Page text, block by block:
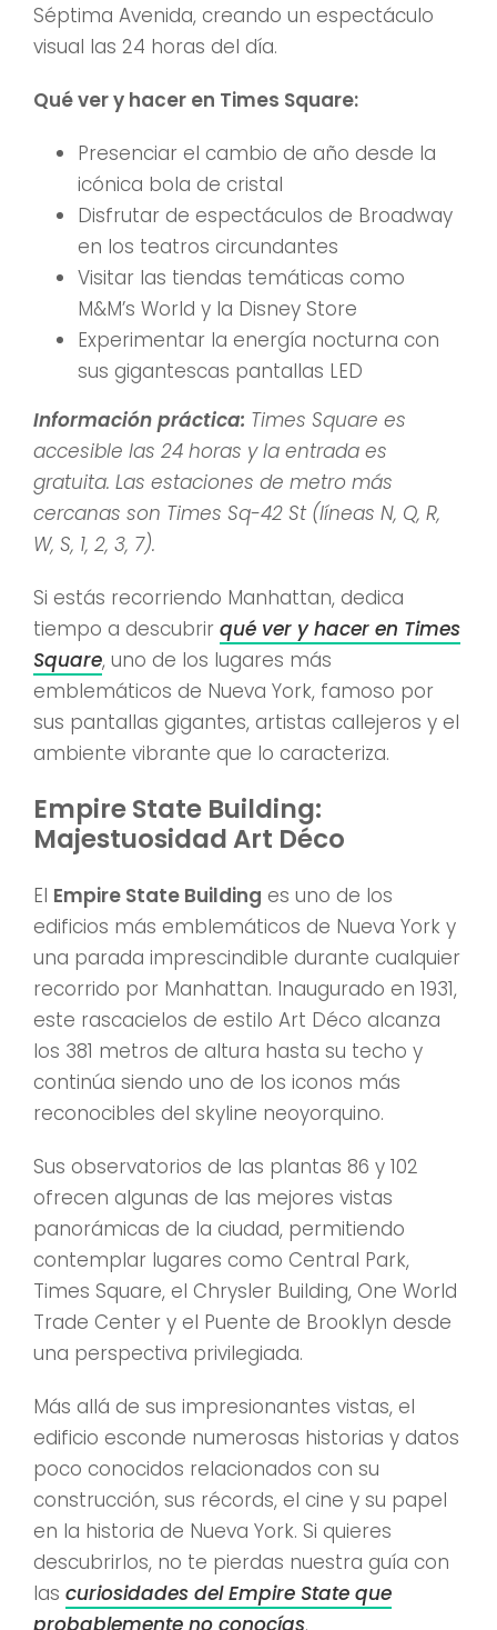
Séptima Avenida, creando un espectáculo
visual las 24 horas del día.
Qué ver y hacer en Times Square:
Presenciar el cambio de año desde la
icónica bola de cristal
Disfrutar de espectáculos de Broadway
en los teatros circundantes
Visitar las tiendas temáticas como
M&M’s World y la Disney Store
Experimentar la energía nocturna con
sus gigantescas pantallas LED
Información práctica: Times Square es
accesible las 24 horas y la entrada es
gratuita. Las estaciones de metro más
cercanas son Times Sq-42 St (líneas N, Q, R,
W, S, 1, 2, 3, 7).
Si estás recorriendo Manhattan, dedica
tiempo a descubrir qué ver y hacer en Times
Square, uno de los lugares más
emblemáticos de Nueva York, famoso por
sus pantallas gigantes, artistas callejeros y el
ambiente vibrante que lo caracteriza.
Empire State Building:
Majestuosidad Art Déco
El Empire State Building es uno de los
edificios más emblemáticos de Nueva York y
una parada imprescindible durante cualquier
recorrido por Manhattan. Inaugurado en 1931,
este rascacielos de estilo Art Déco alcanza
los 381 metros de altura hasta su techo y
continúa siendo uno de los iconos más
reconocibles del skyline neoyorquino.
Sus observatorios de las plantas 86 y 102
ofrecen algunas de las mejores vistas
panorámicas de la ciudad, permitiendo
contemplar lugares como Central Park,
Times Square, el Chrysler Building, One World
Trade Center y el Puente de Brooklyn desde
una perspectiva privilegiada.
Más allá de sus impresionantes vistas, el
edificio esconde numerosas historias y datos
poco conocidos relacionados con su
construcción, sus récords, el cine y su papel
en la historia de Nueva York. Si quieres
descubrirlos, no te pierdas nuestra guía con
las curiosidades del Empire State que